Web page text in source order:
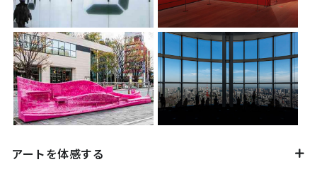
アートを体感する